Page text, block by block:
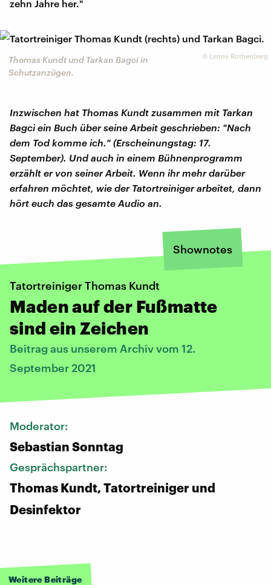
zehn Jahre her."
© Lenny Rothenberg
Thomas Kundt und Tarkan Bagci in
Schutzanzügen.
Inzwischen hat Thomas Kundt zusammen mit Tarkan
Bagci ein Buch über seine Arbeit geschrieben: "Nach
dem Tod komme ich." (Erscheinungstag: 17.
September). Und auch in einem Bühnenprogramm
erzählt er von seiner Arbeit. Wenn ihr mehr darüber
erfahren möchtet, wie der Tatortreiniger arbeitet, dann
hört euch das gesamte Audio an.
Shownotes
Tatortreiniger Thomas Kundt
Maden auf der Fußmatte
sind ein Zeichen
Beitrag aus unserem Archiv vom 12.
September 2021
Moderator:
Sebastian Sonntag
Gesprächspartner:
Thomas Kundt, Tatortreiniger und
Desinfektor
Weitere Beiträge